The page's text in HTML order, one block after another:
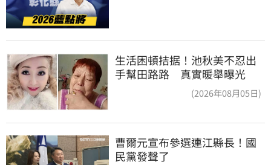
生活困頓拮据！池秋美不忍出
手幫田路路 真實暖舉曝光
(2026年08月05日)
曹爾元宣布參選連江縣長！國
民黨發聲了